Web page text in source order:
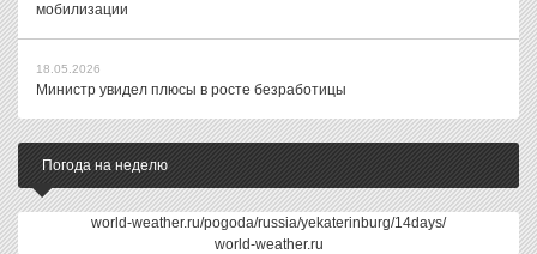
мобилизации
18.05.2026
Министр увидел плюсы в росте безработицы
Погода на неделю
world-weather.ru/pogoda/russia/yekaterinburg/14days/
world-weather.ru